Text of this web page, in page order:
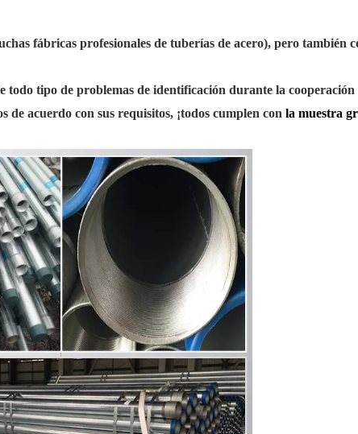
fábricas profesionales de tuberías de acero), pero también
tipo de problemas de identificación durante la
acuerdo con sus requisitos, ¡todos cumplen con la muestra